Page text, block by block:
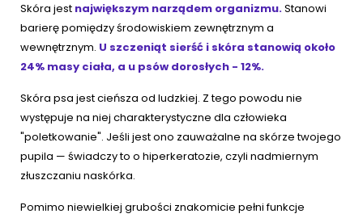
Skóra jest największym narządem organizmu.Stanowi
barierę pomiędzy środowiskiem zewnętrznym a
wewnętrznym. U szczeniąt sierść i skóra stanowią około
24% masy ciała, a u psów dorosłych - 12%.
Skóra psa jest cieńsza od ludzkiej. Z tego powodu nie
występuje na niej charakterystyczne dla człowieka
"poletkowanie". Jeśli jest ono zauważalne na skórze twojego
pupila — świadczy to o hiperkeratozie, czyli nadmiernym
złuszczaniu naskórka.
Pomimo niewielkiej grubości znakomicie pełni funkcje